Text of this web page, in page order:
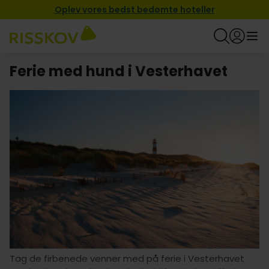
Oplev vores bedst bedømte hoteller
Ferie med hund i Vesterhavet
Tag de firbenede venner med på ferie i Vesterhavet